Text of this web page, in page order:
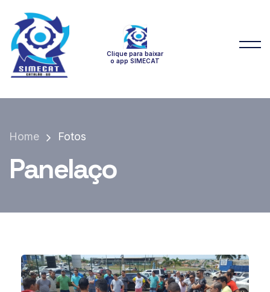
Clique para baixar
o app SIMECAT
Home Fotos
Panelaço